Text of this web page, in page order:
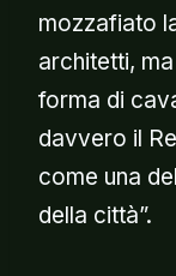
mozzafiato
architetti,
forma di
davvero il
come una
della città”.